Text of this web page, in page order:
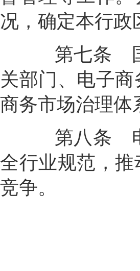
况，确定本行政
第七条
关部门、电子
商务市场治理体
第八条
全行业规范，
竞争。